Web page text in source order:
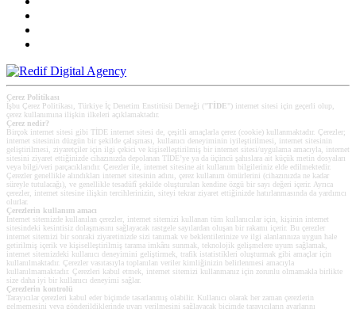
Çerez Politikası
İşbu Çerez Politikası, Türkiye İç Denetim Enstitüsü Derneği (" TİDE ") internet sitesi için geçerli olup,
çerez kullanımına ilişkin ilkeleri açıklamaktadır.
Çerez nedir?
Birçok internet sitesi gibi TİDE internet sitesi de, çeşitli amaçlarla çerez (cookie) kullanmaktadır. Çerezler;
internet sitesinin düzgün bir şekilde çalışması, kullanıcı deneyiminin iyileştirilmesi, internet sitesinin
geliştirilmesi, ziyaretçiler için ilgi çekici ve kişiselleştirilmiş bir internet sitesi/uygulama amacıyla, internet
sitesini ziyaret ettiğinizde cihazınızda depolanan TİDE’ye ya da üçüncü şahıslara ait küçük metin dosyaları
veya bilgi/veri parçacıklarıdır. Çerezler ile, internet sitesine ait kullanım bilgileriniz elde edilmektedir.
Çerezler genellikle alındıkları internet sitesinin adını, çerez kullanım ömürlerini (cihazınızda ne kadar
süreyle tutulacağı), ve genellikle tesadüfî şekilde oluşturulan kendine özgü bir sayı değeri içerir. Ayrıca
çerezler, internet sitesine ilişkin tercihlerinizin, siteyi tekrar ziyaret ettiğinizde hatırlanmasında da yardımcı
olurlar.
Çerezlerin kullanım amacı
Internet sitemizde kullanılan çerezler, internet sitemizi kullanan tüm kullanıcılar için, kişinin internet
sitesindeki kesintisiz dolaşmasını sağlayacak rastgele sayılardan oluşan bir rakamı içerir. Bu çerezler
internet sitemizi bir sonraki ziyaretinizde sizi tanımak ve beklentilerinize ve ilgi alanlarınıza uygun hale
getirilmiş içerik ve kişiselleştirilmiş tarama imkânı sunmak, teknolojik gelişmelere uyum sağlamak,
internet sitemizdeki kullanıcı deneyimini geliştirmek, trafik istatistikleri oluşturmak gibi amaçlar için
kullanılmaktadır. Çerezler vasıtasıyla toplanılan veriler kimliğinizin belirlenmesi amacıyla
kullanılmamaktadır. Çerezleri kabul etmek, internet sitemizi kullanmanız için zorunlu olmamakla birlikte
size daha iyi bir kullanıcı deneyimi sağlar.
Çerezlerin kontrolü
Tarayıcılar çerezleri kabul eder biçimde tasarlanmış olabilir. Kullanıcı olarak her zaman çerezlerin
gelmemesini veya gönderildiklerinde uyarı verilmesini sağlayacak biçimde tarayıcıların ayarlarını